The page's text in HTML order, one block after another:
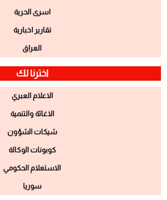
اسرى الحرية
تقارير اخبارية
العراق
اخترنا لك
الاعلام العبري
الاغاثة والتنمية
شيكات الشؤون
كوبونات الوكالة
الاستعلام الحكومي
سوريا